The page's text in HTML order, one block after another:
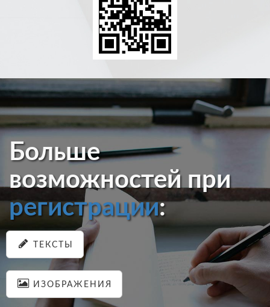
Больше
возможностей при
регистрации:
ТЕКСТЫ
ИЗОБРАЖЕНИЯ